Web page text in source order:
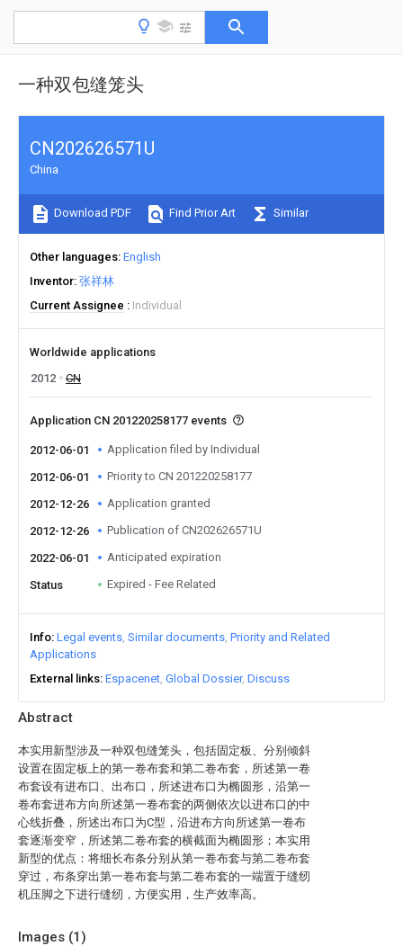
一种双包缝笼头
Abstract
本实用新型涉及一种双包缝笼头，包括固定板、分别倾斜
设置在固定板上的第一卷布套和第二卷布套，所述第一卷
布套设有进布口、出布口，所述进布口为椭圆形，沿第一
卷布套进布方向所述第一卷布套的两侧依次以进布口的中
心线折叠，所述出布口为C型，沿进布方向所述第一卷布
套逐渐变窄，所述第二卷布套的横截面为椭圆形；本实用
新型的优点：将细长布条分别从第一卷布套与第二卷布套
穿过，布条穿出第一卷布套与第二卷布套的一端置于缝纫
机压脚之下进行缝纫，方便实用，生产效率高。
Images (1)
CN202626571U
China
Download PDF Find Prior Art Similar
Other languages English
Inventor 张祥林
Current Assignee
Individual
Worldwide applications
2012
CN
Application CN 201220258177 events
2012-06-01 Application filed by Individual
2012-06-01 Priority to CN 201220258177
2012-12-26 Application granted
2012-12-26 Publication of CN202626571U
2022-06-01 Anticipated expiration
Status Expired - Fee Related
Info Legal events Similar documents Priority and Related
Applications
External links Espacenet Global Dossier Discuss